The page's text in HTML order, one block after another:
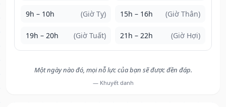
9h – 10h (Giờ Tỵ) 15h – 16h (Giờ Thân)
19h – 20h (Giờ Tuất) 21h – 22h (Giờ Hợi)
Một ngày nào đó, mọi nỗ lực của bạn sẽ được đền đáp.
— Khuyết danh